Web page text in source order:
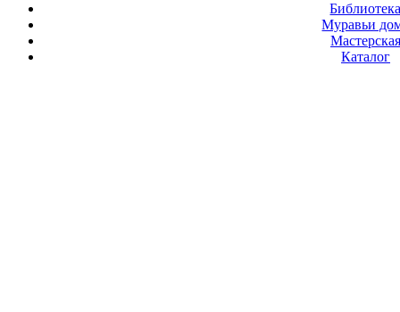
Муравьи
Мастерская
Каталог